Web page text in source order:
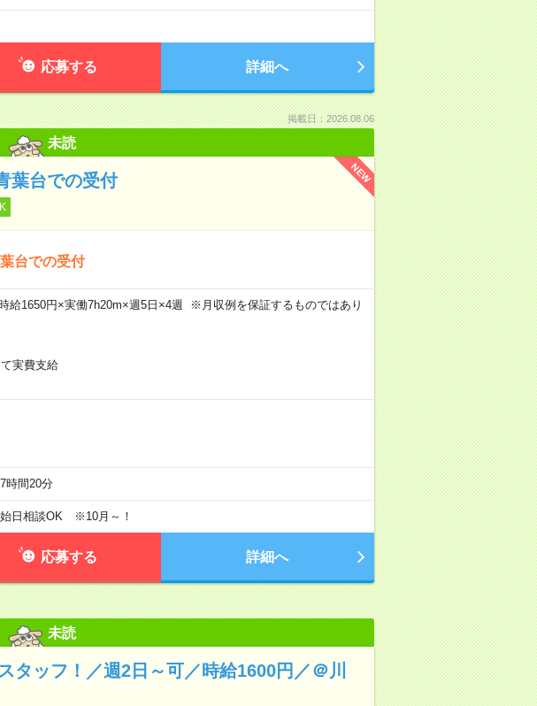
応募する 詳細へ
掲載日：2026.08.06
未読
NEW
葉台での受付
台での受付
1650円×実働7h20m×週5日×4週 ※月収例を保証するものではあり
実費支給
時間20分
日相談OK ※10月～！
応募する 詳細へ
未読
タッフ！／週2日～可／時給1600円／＠川